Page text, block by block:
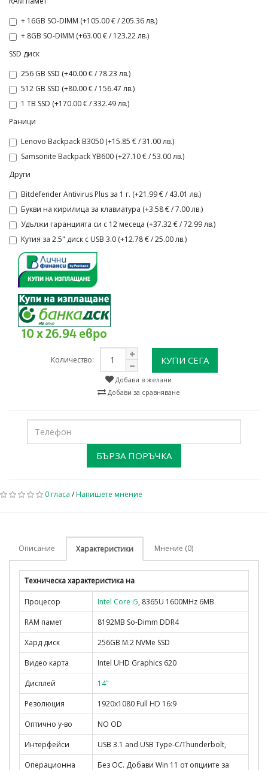
+ 16GB SO-DIMM (+105.00 € / 205.36 лв.)
+ 8GB SO-DIMM (+63.00 € / 123.22 лв.)
SSD диск
256 GB SSD (+40.00 € / 78.23 лв.)
512 GB SSD (+80.00 € / 156.47 лв.)
1 TB SSD (+170.00 € / 332.49 лв.)
Раници
Lenovo Backpack B3050 (+15.85 € / 31.00 лв.)
Samsonite Backpack YB600 (+27.10 € / 53.00 лв.)
Други
Bitdefender Antivirus Plus за 1 г. (+21.99 € / 43.01 лв.)
Букви на кирилица за клавиатура (+3.58 € / 7.00 лв.)
Удължи гаранцията си с 12 месеца (+37.32 € / 72.99 лв.)
Кутия за 2.5" диск с USB 3.0 (+12.78 € / 25.00 лв.)
10 x 26.94 евро
Количество: КУПИ СЕГА
Добави в желани
Добави за сравняване
БЪРЗА ПОРЪЧКА
0 гласа /Напишете мнение
Описание Характеристики Мнение (0)
Техническа характеристика на
Процесор Intel Core i5, 8365U 1600MHz 6MB
RAM памет
8192MB So-Dimm DDR4
Хард диск
256GB M.2 NVMe SSD
Видео карта
Intel UHD Graphics 620
Дисплей
14"
Резолюция
1920x1080 Full HD 16:9
Оптично у-во
NO OD
Интерфейси
USB 3.1 and USB Type-C/Thunderbolt,
Операционна
Без ОС. Добави Win 11 от опциите за